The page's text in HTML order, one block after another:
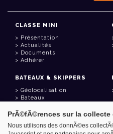
CLASSE MINI
Présentation
Actualités
Documents
Adhérer
BATEAUX & SKIPPERS
Géolocalisation
Bateaux
LIENS UTILES
PrÃ©fÃ©rences sur la collecte
Nous utilisons des donnÃ©es